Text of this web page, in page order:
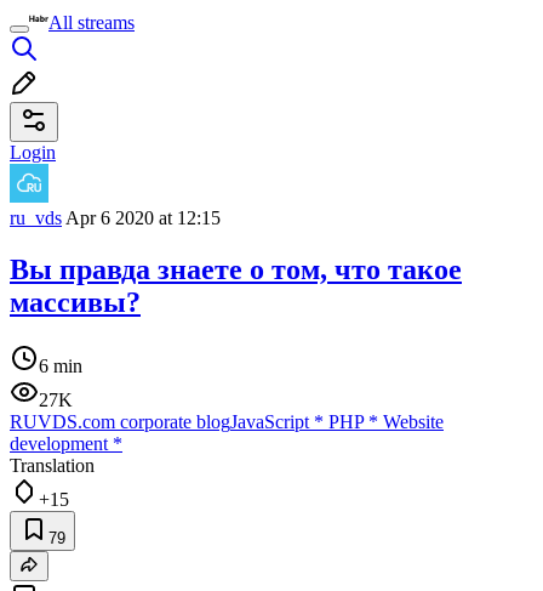
All streams
Login
ru_vds Apr 6 2020 at 12:15
Вы правда знаете о том, что такое
массивы?
6 min
27K
RUVDS.com corporate blogJavaScript * PHP* Website
development *
Translation
+15
79